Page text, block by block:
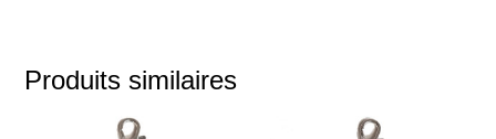
Produits similaires